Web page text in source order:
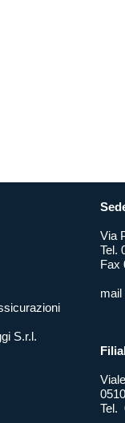
S.r.l.
Via
Tel.
Fax
mail
Tel.